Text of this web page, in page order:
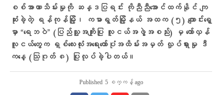
စစ်အာဏာသိမ်းမှုကို ဆန္ဒပြရင်း ကိုညီညီအောင်ထက်နိုင် ကျ
ဆုံးခဲ့တဲ့ ရန်ကုန်မြို့၊ ကမာရွတ်မြို့နယ် အထက (၅) ကျောင်းရှေ့
မှာ “ရေဘဝဲ” (ပြည်သူ့အကျိုးပြု လူငယ်အဖွဲ့အစည်း) မှ တော်လှန်
လူငယ်တွေက ရှစ်လေးလုံးအရေးတော်ပုံအထိမ်းအမှတ် လှုပ်ရှားမှု ဒီ
ကနေ့ (သြဂုတ် ၈) ပြုလုပ်ခဲ့ပါတယ်။
Published 5 စက္ကန့် ago